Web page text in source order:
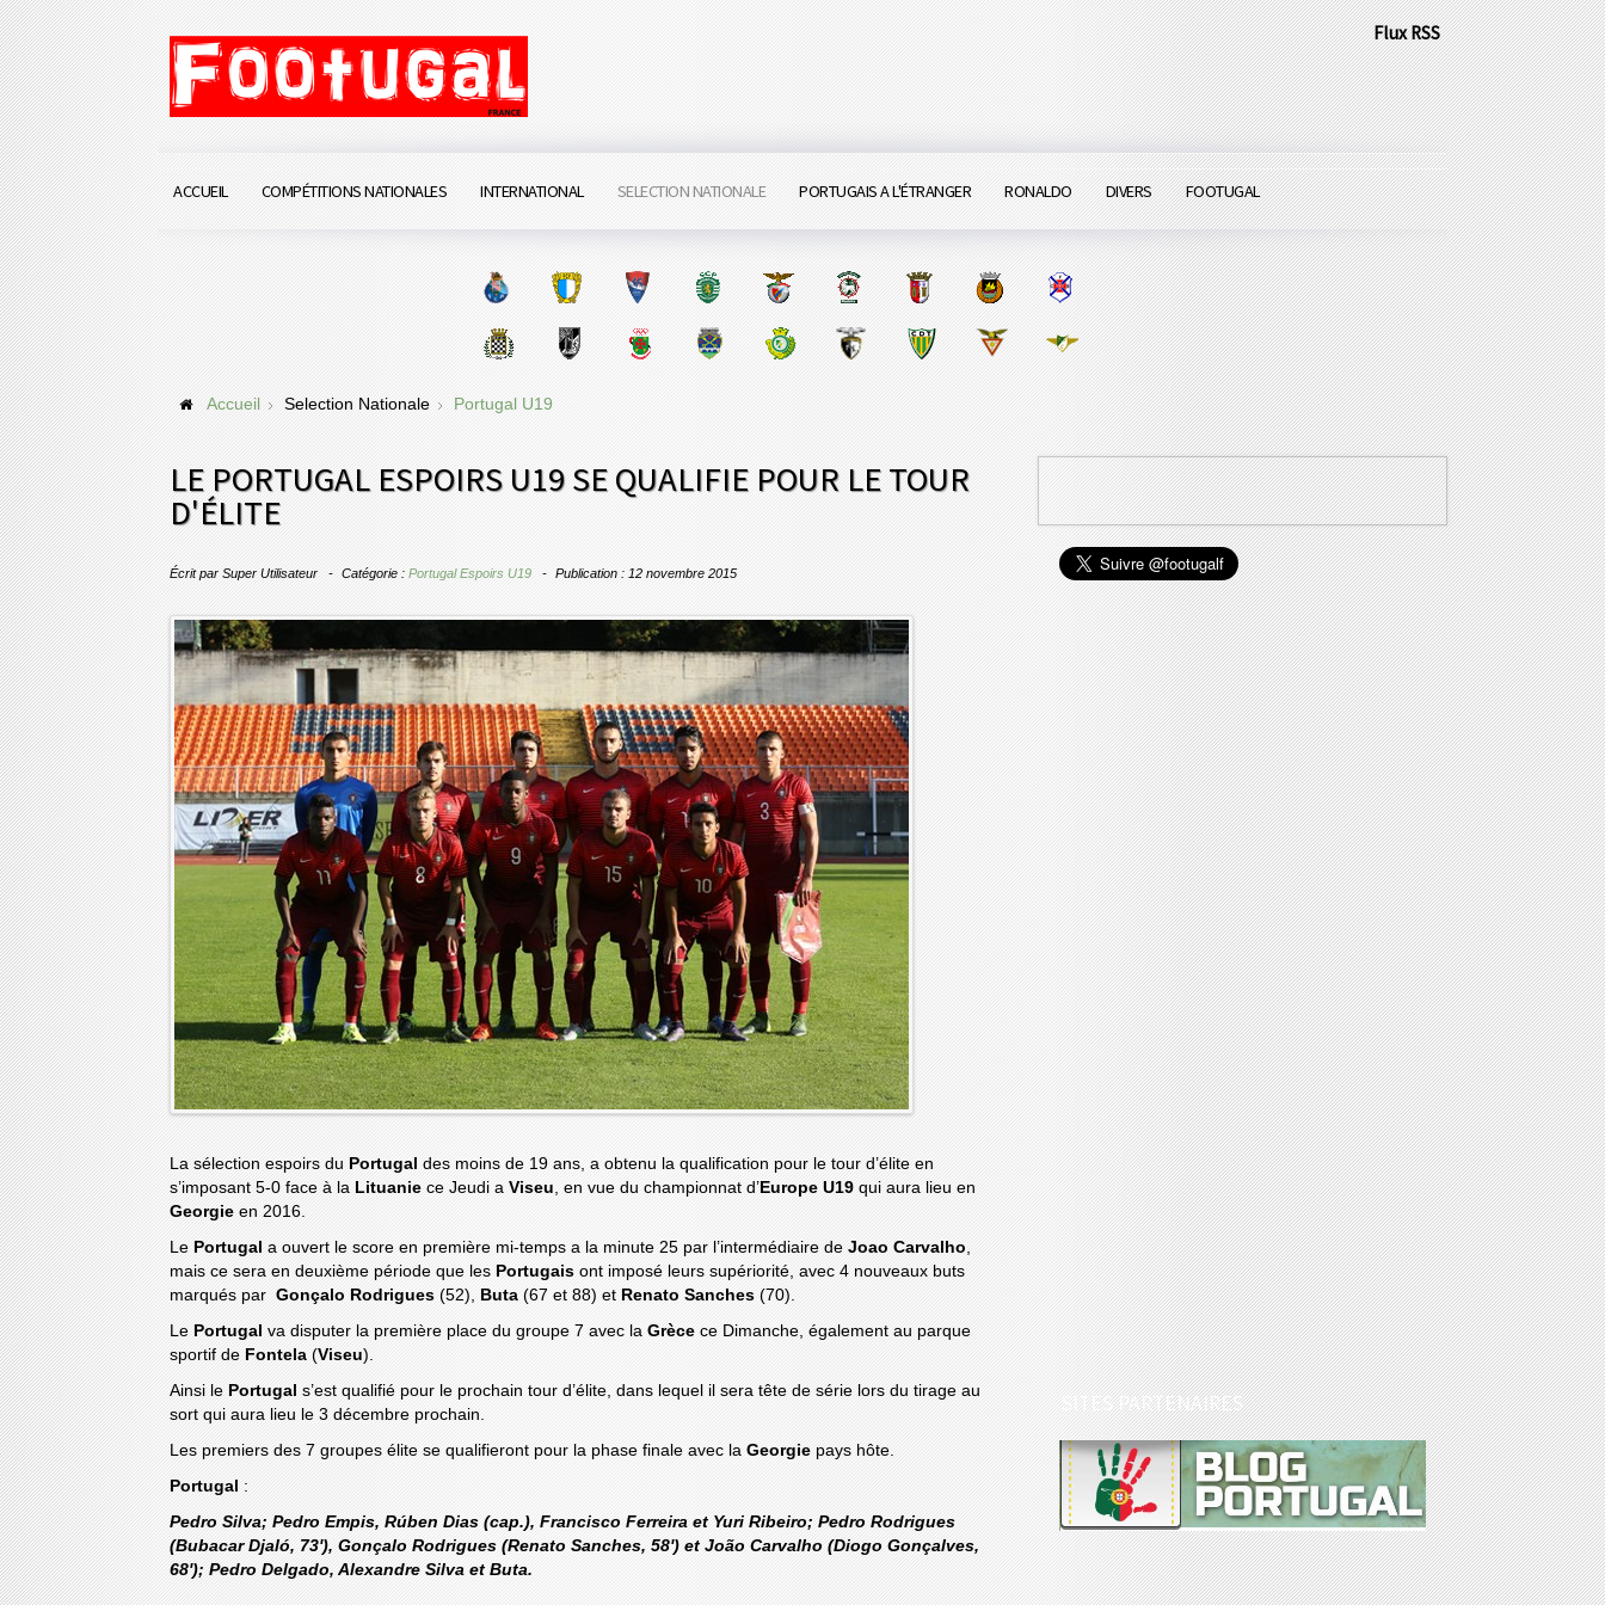
Flux RSS
ACCUEIL COMPÉTITIONS NATIONALES INTERNATIONAL SELECTION NATIONALE PORTUGAIS A L'ÉTRANGER RONALDO DIVERS FOOTUGAL
Accueil Selection Nationale Portugal U19
LE PORTUGAL ESPOIRS U19 SE QUALIFIE POUR LE TOUR
D'ÉLITE
Écrit par Super Utilisateur Catégorie : Portugal Espoirs U19 Publication : 12 novembre 2015
La sélection espoirs du Portugal des moins de 19 ans, a obtenu la qualification pour le tour d’élite en
s’imposant 5-0 face à la Lituanie ce Jeudi a Viseu, en vue du championnat d’ Europe U19 qui aura lieu en
Georgie en 2016.
Le Portugal a ouvert le score en première mi-temps a la minute 25 par l’intermédiaire de Joao Carvalho,
mais ce sera en deuxième période que les Portugais ont imposé leurs supériorité, avec 4 nouveaux buts
marqués par Gonçalo Rodrigues (52), Buta (67 et 88) et Renato Sanches (70).
Le Portugal va disputer la première place du groupe 7 avec la Grèce ce Dimanche, également au parque
sportif de Fontela (Viseu).
Ainsi le Portugal s’est qualifié pour le prochain tour d’élite, dans lequel il sera tête de série lors du tirage au
sort qui aura lieu le 3 décembre prochain.
Les premiers des 7 groupes élite se qualifieront pour la phase finale avec la Georgie pays hôte.
Portugal :
Pedro Silva; Pedro Empis, Rúben Dias (cap.), Francisco Ferreira et Yuri Ribeiro; Pedro Rodrigues
(Bubacar Djaló, 73'), Gonçalo Rodrigues (Renato Sanches, 58') et João Carvalho (Diogo Gonçalves,
68'); Pedro Delgado, Alexandre Silva et Buta.
SITES PARTENAIRES